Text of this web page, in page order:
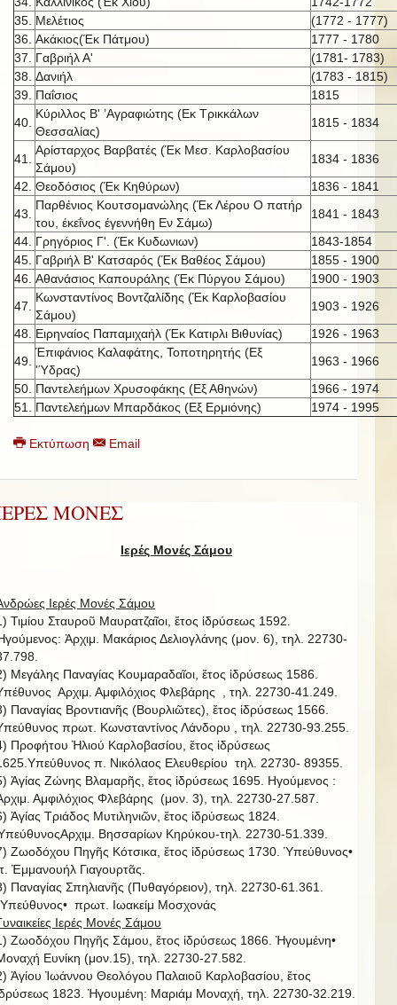
35. Μελέτιος
(1772 - 1777)
36. Ακάκιος(Έκ Πάτμου)
1777 - 1780
37.
Γαβριήλ Α'
(1781- 1783)
38. Δανιήλ
(1783 - 1815)
39. Παΐσιος
1815
40.
Κύριλλος Β' ’Αγραφιώτης (Εκ Τρικκάλων
Θεσσαλίας)
1815 - 1834
41.
Αρίσταρχος Βαρβατές (Έκ Μεσ. Καρλοβασίου
Σάμου)
1834 - 1836
42. Θεοδόσιος (Έκ Κηθύρων)
1836 - 1841
43.
Παρθένιος Κουτσομανώλης (Έκ Λέρου Ο πατήρ
του, έκεΐνος έγεννήθη Εν Σάμω)
1841 - 1843
44. Γρηγόριος Γ'. (Έκ Κυδωνιων)
1843-1854
45. Γαβριήλ Β' Κατσαρός (Έκ Βαθέος Σάμου)
1855 - 1900
46. Αθανάσιος Καπουράλης (Έκ Πύργου Σάμου)
1900 - 1903
47.
Κωνσταντίνος Βοντζαλίδης (Έκ Καρλοβασίου
Σάμου)
1903 - 1926
48.
Ειρηναίος Παπαμιχαήλ (Έκ Κατιρλι Βιθυνίας)
1926 - 1963
49.
Έπιφάνιος Καλαφάτης, Τοποτηρητής (Εξ
'Ύδρας)
1963 - 1966
50. Παντελεήμων Χρυσοφάκης (Εξ Αθηνών)
1966 - 1974
51.
Παντελεήμων Μπαρδάκος (Εξ Ερμιόνης) 1974 - 1995
Εκτύπωση Email
ΜΟΝΕΣ
Ιερές Μονές Σάμου
Ιερές Μονές Σάμου
Τιμίου Σταυροῦ Μαυρατζαῖοι, ἔτος ἱδρύσεως 1592.
Ἀρχιμ. Μακάριος Δελιογλάνης (μον. 6), τηλ. 22730-
Μεγάλης Παναγίας Κουμαραδαῖοι, ἔτος ἱδρύσεως 1586.
Αρχιμ. Αμφιλόχιος Φλεβάρης , τηλ. 22730-41.249.
Παναγίας Βροντιανῆς (Βουρλιῶτες), ἔτος ἱδρύσεως 1566.
πρωτ. Κωνσταντίνος Λάνδορυ , τηλ. 22730-93.255.
Προφήτου Ἠλιού Καρλοβασίου, ἔτος ἱδρύσεως
π. Νικόλαος Ελευθερίου τηλ. 22730- 89355.
Ἁγίας Ζώνης Βλαμαρῆς, ἔτος ἱδρύσεως 1695. Ηγούμενος :
Αμφιλόχιος Φλεβάρης (μον. 3), τηλ. 22730-27.587.
Ἁγίας Τριάδος Μυτιληνιῶν, ἔτος ἱδρύσεως 1824.
Βησσαρίων Κηρύκου-τηλ. 22730-51.339.
Ζωοδόχου Πηγῆς Κότσικα, ἔτος ἱδρύσεως 1730. Ὑπεύθυνος•
Ἐμμανουήλ Γιαγουρτᾶς.
Παναγίας Σπηλιανῆς (Πυθαγόρειον), τηλ. 22730-61.361.
πρωτ. Ιωακείμ Μοσχονάς
Ιερές Μονές Σάμου
Ζωοδόχου Πηγῆς Σάμου, ἔτος ἱδρύσεως 1866. Ἡγουμένη•
Ευνίκη (μον.15), τηλ. 22730-27.582.
Ἁγίου Ἰωάννου Θεολόγου Παλαιοῦ Καρλοβασίου, ἔτος
1823. Ἡγουμένη: Μαριάμ Μοναχή, τηλ. 22730-32.219.